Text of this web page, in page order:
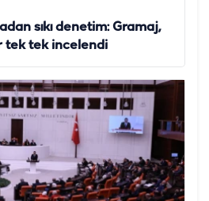
sıkı denetim: Gramaj,
tek tek incelendi